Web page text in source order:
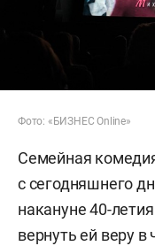
Фото: «БИЗНЕС Online»
Семейная
с сегодняшнего
накануне 40-
вернуть ей веру в